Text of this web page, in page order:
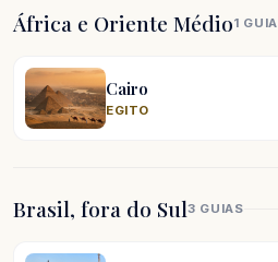
África e Oriente Médio1 GUIA
Cairo
EGITO
Brasil, fora do Sul3 GUIAS